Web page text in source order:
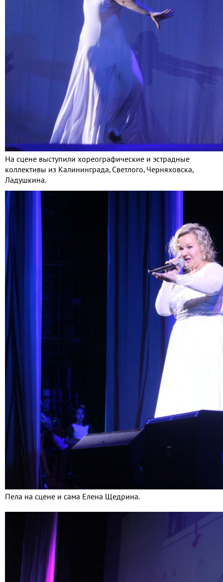
На сцене выступили хореографические и эстрадные
коллективы из Калининграда, Светлого, Черняховска,
Ладушкина.
Пела на сцене и сама Елена Щедрина.